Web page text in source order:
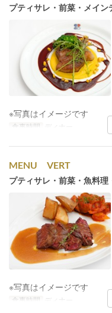
プティサレ・前菜・メイ
※写真はイメージです
食事時間 ディナー
MENU VERT
プティサレ・前菜・魚料
※写真はイメージです
食事時間 ディナー